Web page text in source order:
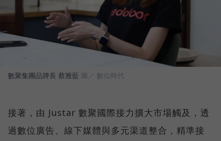
數聚集團品牌長 蔡雅藍 圖／ 數位時代
接著，由 Justar 數聚國際接力擴大市場觸及，透
過數位廣告、線下媒體與多元渠道整合，精準接